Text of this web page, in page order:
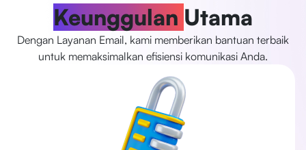
Keunggulan Utama
Dengan Layanan Email, kami memberikan bantuan terbaik
untuk memaksimalkan efisiensi komunikasi Anda.